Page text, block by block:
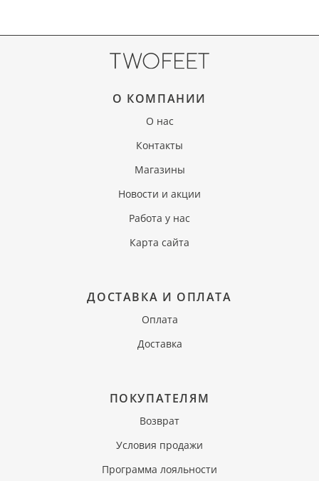
О КОМПАНИИ
О нас
Контакты
Магазины
Новости и акции
Работа у нас
Карта сайта
ДОСТАВКА И ОПЛАТА
Оплата
Доставка
ПОКУПАТЕЛЯМ
Возврат
Условия продажи
Программа лояльности